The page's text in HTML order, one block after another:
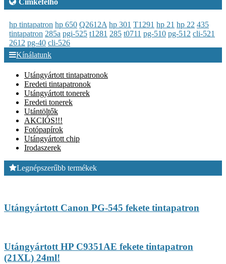
Címkefelhő
hp tintapatron hp 650 Q2612A hp 301 T1291 hp 21 hp 22 435
tintapatron 285a pgi-525 t1281 285 t0711 pg-510 pg-512 cli-521
2612 pg-40 cli-526
Kínálatunk
Utángyártott tintapatronok
Eredeti tintapatronok
Utángyártott tonerek
Eredeti tonerek
Utántöltők
AKCIÓS!!!
Fotópapírok
Utángyártott chip
Irodaszerek
Legnépszerűbb termékek
Utángyártott Canon PG-545 fekete tintapatron
Utángyártott HP C9351AE fekete tintapatron
(21XL) 24ml!